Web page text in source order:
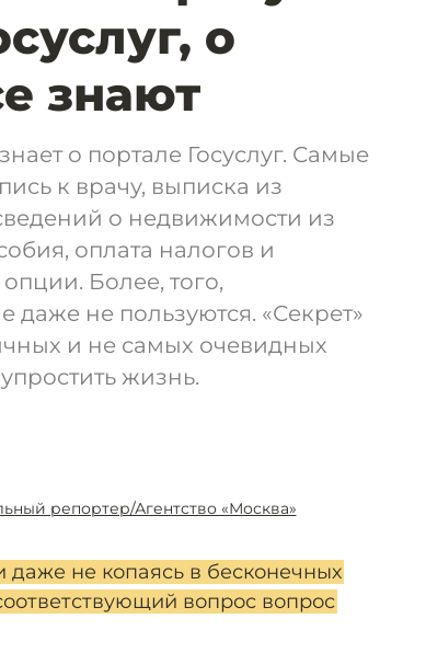
о
знают
о портале Госуслуг. Самые
к врачу, выписка из
о недвижимости из
оплата налогов и
Более, того,
не пользуются. «Секрет»
и не самых очевидных
жизнь.
репортер/Агентство «Москва»
даже не копаясь в бесконечных
вопрос вопрос